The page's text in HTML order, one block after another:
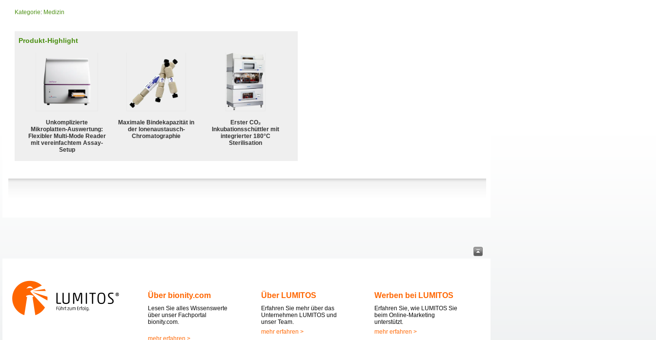
Kategorie: Medizin
Produkt-Highlight
Unkomplizierte
Mikroplatten-Auswertung:
Flexibler Multi-Mode Reader
mit vereinfachtem Assay-
Setup
Maximale Bindekapazität in
der Ionenaustausch-
Chromatographie
Erster CO₂
Inkubationsschüttler mit
integrierter 180°C
Sterilisation
Über bionity.com
Lesen Sie alles Wissenswerte
über unser Fachportal
bionity.com.
mehr erfahren >
Über LUMITOS
Erfahren Sie mehr über das
Unternehmen LUMITOS und
unser Team.
mehr erfahren >
Werben bei LUMITOS
Erfahren Sie, wie LUMITOS Sie
beim Online-Marketing
unterstützt.
mehr erfahren >